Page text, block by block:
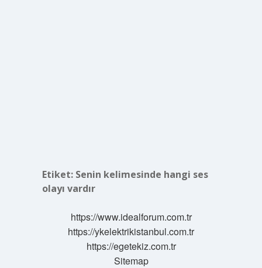
Etiket: Senin kelimesinde hangi ses
olayı vardır
https://www.idealforum.com.tr
https://ykelektrikistanbul.com.tr
https://egetekiz.com.tr
Sitemap